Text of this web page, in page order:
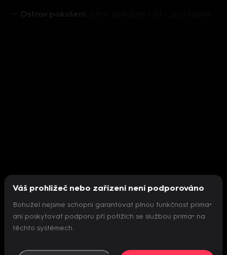
Ostrov pokušení
Nepodařilo se inicializovat přehrávač
Váš prohlížeč nebo zařízení není podporováno
Bohužel nejsme schopni garantovat plnou funkčnost prima+
ani poskytovat podporu při potížích se službou prima+ na
těchto systémech.